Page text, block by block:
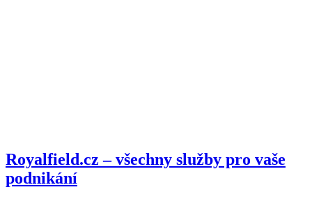
Royalfield.cz – všechny služby pro vaše
podnikání